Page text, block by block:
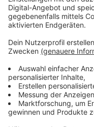
Autofahrer ist
Krankenhaus. Die
Hinweis zu dem
Beifahrerin in einem
unterwegs, das Auto
Kennzeichen.
Anzeige